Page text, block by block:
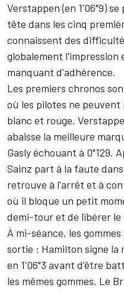
Verstappen(en 1'06"9)
tête dans les cinq
connaissent des
globalement l'impression
manquant d'adhérence.
Les premiers chronos
où les pilotes ne
blanc et rouge.
abaisse la meilleure
Gaslyéchouant à 0"129.
Sainz part à la faute
retrouve à l'arrêt et à
où il bloque un petit
demi-tour et de libérer le
À mi-séance, les
sortie : Hamilton signe la
en 1'06"3 avant d'être
les mêmes gommes. Le